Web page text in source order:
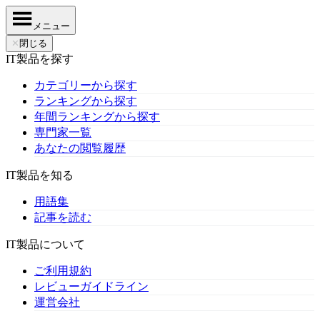
メニュー
✕ 閉じる
IT製品を探す
カテゴリーから探す
ランキングから探す
年間ランキングから探す
専門家一覧
あなたの閲覧履歴
IT製品を知る
用語集
記事を読む
IT製品について
ご利用規約
レビューガイドライン
運営会社